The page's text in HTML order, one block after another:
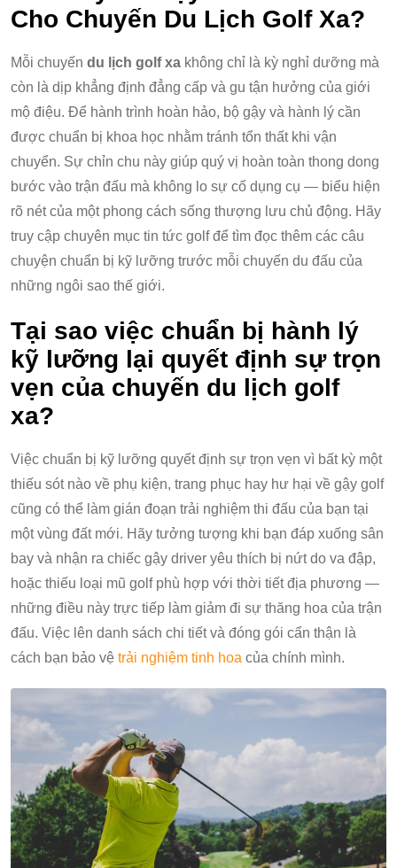
Cho Chuyến Du Lịch Golf Xa?
Mỗi chuyến du lịch golf xa không chỉ là kỳ nghỉ dưỡng mà
còn là dịp khẳng định đẳng cấp và gu tận hưởng của giới
mộ điệu. Để hành trình hoàn hảo, bộ gậy và hành lý cần
được chuẩn bị khoa học nhằm tránh tổn thất khi vận
chuyển. Sự chỉn chu này giúp quý vị hoàn toàn thong dong
bước vào trận đấu mà không lo sự cố dụng cụ — biểu hiện
rõ nét của một phong cách sống thượng lưu chủ động. Hãy
truy cập chuyên mục tin tức golf để tìm đọc thêm các câu
chuyện chuẩn bị kỹ lưỡng trước mỗi chuyến du đấu của
những ngôi sao thế giới.
Tại sao việc chuẩn bị hành lý
kỹ lưỡng lại quyết định sự trọn
vẹn của chuyến du lịch golf
xa?
Việc chuẩn bị kỹ lưỡng quyết định sự trọn vẹn vì bất kỳ một
thiếu sót nào về phụ kiện, trang phục hay hư hại về gậy golf
cũng có thể làm gián đoạn trải nghiệm thi đấu của bạn tại
một vùng đất mới. Hãy tưởng tượng khi bạn đáp xuống sân
bay và nhận ra chiếc gậy driver yêu thích bị nứt do va đập,
hoặc thiếu loại mũ golf phù hợp với thời tiết địa phương —
những điều này trực tiếp làm giảm đi sự thăng hoa của trận
đấu. Việc lên danh sách chi tiết và đóng gói cẩn thận là
cách bạn bảo vệ trải nghiệm tinh hoa của chính mình.